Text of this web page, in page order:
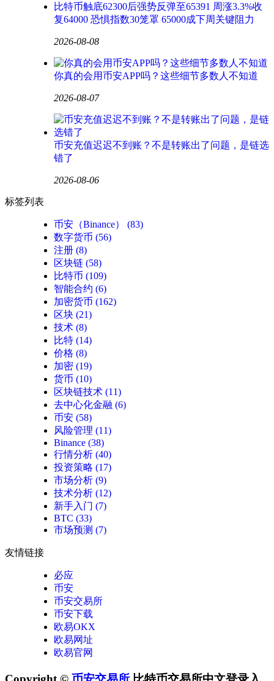
比特币触底62300后强势反弹至65391 周涨3.3%收
复64000 恐惧指数30笼罩 65000成下周关键阻力
2026-08-08
你真的会用币安APP吗？这些细节多数人不知道
2026-08-07
币安充值迟迟不到账？不是转账出了问题，是链选
错了
2026-08-06
标签列表
币安（Binance）
(83)
数字货币 (56)
注册 (8)
区块链 (58)
比特币 (109)
智能合约 (6)
加密货币 (162)
区块 (21)
技术 (8)
比特 (14)
价格 (8)
加密 (19)
货币 (10)
区块链技术 (11)
去中心化金融 (6)
币安 (58)
风险管理 (11)
Binance (38)
行情分析 (40)
投资策略 (17)
市场分析 (9)
技术分析 (12)
新手入门 (7)
BTC (33)
市场预测 (7)
友情链接
必应
币安
币安交易所
币安下载
欧易OKX
欧易网址
欧易官网